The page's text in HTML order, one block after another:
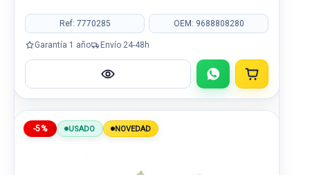
Ref: 7770285 OEM: 9688808280
Garantía 1 año Envío 24-48h
-5% USADO NOVEDAD